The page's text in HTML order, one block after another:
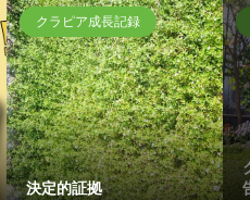
クラピア成長記録
決定的証拠